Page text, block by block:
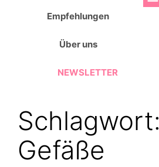
Empfehlungen
Über uns
NEWSLETTER
Schlagwort:
Gefäße